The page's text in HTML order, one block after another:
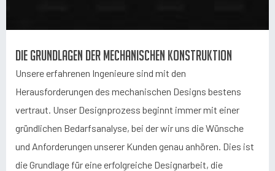
Die Grundlagen der mechanischen Konstruktion
Unsere erfahrenen Ingenieure sind mit den
Herausforderungen des mechanischen Designs bestens
vertraut. Unser Designprozess beginnt immer mit einer
gründlichen Bedarfsanalyse, bei der wir uns die Wünsche
und Anforderungen unserer Kunden genau anhören. Dies ist
die Grundlage für eine erfolgreiche Designarbeit, die